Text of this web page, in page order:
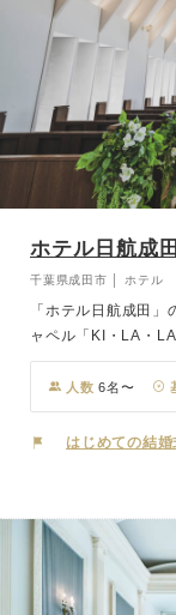
ホテル日航成田
千葉県成田市 │ ホテル
「ホテル日航成田
ャペル「KI・LA・
透明に澄んだ賛美歌
ぎ、カリオンの響
いたします。パーテ
さの異なる3タイプ
人数 6名〜
はじめての結